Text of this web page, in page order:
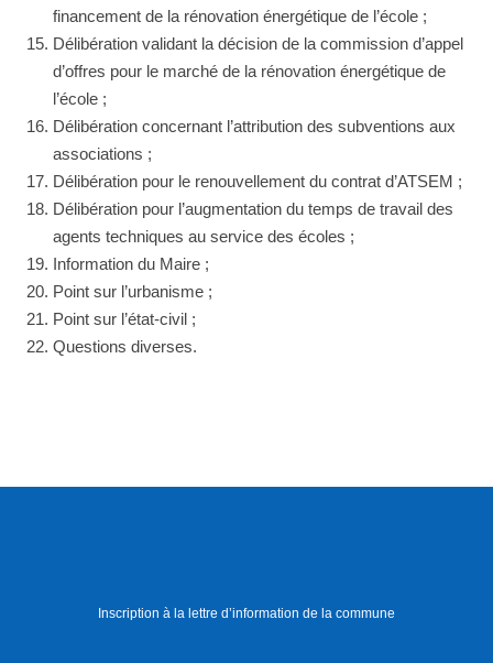
financement de la rénovation énergétique de l’école ;
Délibération validant la décision de la commission d’appel
d’offres pour le marché de la rénovation énergétique de
l’école ;
Délibération concernant l’attribution des subventions aux
associations ;
Délibération pour le renouvellement du contrat d’ATSEM ;
Délibération pour l’augmentation du temps de travail des
agents techniques au service des écoles ;
Information du Maire ;
Point sur l’urbanisme ;
Point sur l’état-civil ;
Questions diverses.
Inscription à la lettre d’information de la commune